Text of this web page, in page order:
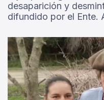
desaparición y
difundido por el Ente.